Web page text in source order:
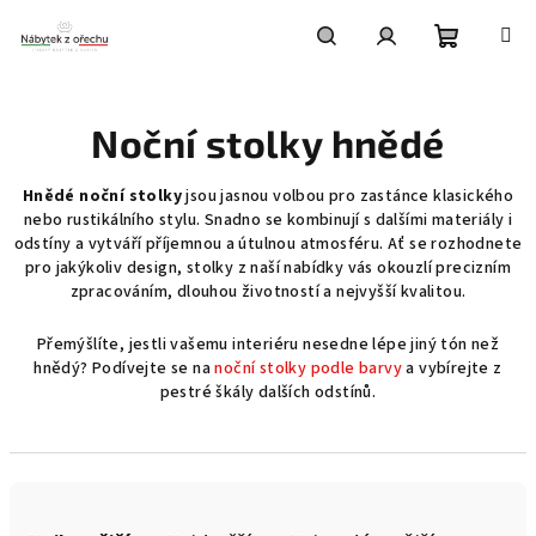
obsah
Noční stolky hnědé
Hnědé noční stolkyjsou jasnou volbou pro zastánce klasického
nebo rustikálního stylu. Snadno se kombinují s dalšími materiály i
odstíny a vytváří příjemnou a útulnou atmosféru. Ať se rozhodnete
pro jakýkoliv design, stolky z naší nabídky vás okouzlí precizním
zpracováním, dlouhou životností a nejvyšší kvalitou.
Přemýšlíte, jestli vašemu interiéru nesedne lépe jiný tón než
hnědý? Podívejte se nanoční stolky podle barvya vybírejte z
pestré škály dalších odstínů.